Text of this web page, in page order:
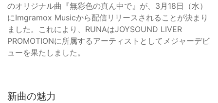
のオリジナル曲『無彩色の真ん中で』が、3月18日（水）
にImgramox Musicから配信リリースされることが決まり
ました。これにより、RUNAはJOYSOUND LIVER
PROMOTIONに所属するアーティストとしてメジャーデビ
ューを果たしました。
新曲の魅力